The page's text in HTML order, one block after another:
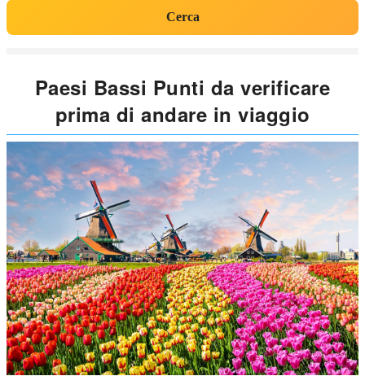
Cerca
Paesi Bassi Punti da verificare
prima di andare in viaggio